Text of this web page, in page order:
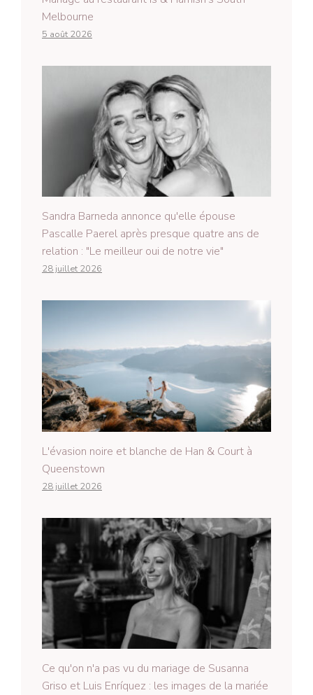
Melbourne
5 août 2026
Sandra Barneda annonce qu'elle épouse
Pascalle Paerel après presque quatre ans de
relation : "Le meilleur oui de notre vie"
28 juillet 2026
L'évasion noire et blanche de Han & Court à
Queenstown
28 juillet 2026
Ce qu'on n'a pas vu du mariage de Susanna
Griso et Luis Enríquez : les images de la mariée